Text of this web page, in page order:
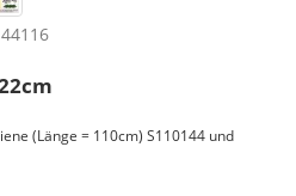
(Länge = 110cm) S110144 und